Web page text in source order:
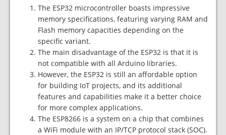
The ESP32 microcontroller boasts impressive
memory specifications, featuring varying RAM and
Flash memory capacities depending on the
specific variant.
The main disadvantage of the ESP32 is that it is
not compatible with all Arduino libraries.
However, the ESP32 is still an affordable option
for building IoT projects, and its additional
features and capabilities make it a better choice
for more complex applications.
The ESP8266 is a system on a chip that combines
a WiFi module with an IP/TCP protocol stack (SOC).